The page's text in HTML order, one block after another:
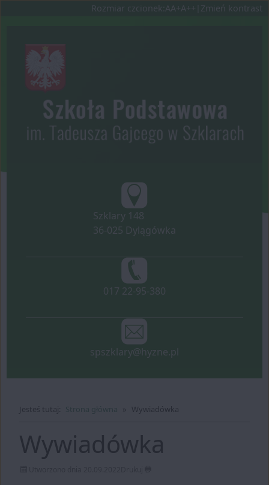
Przejdź do głównej treści Przejdź do
Rozmiar czcionek: Ustaw domyślną czcionkę
AUstaw większą czcionkę
A+Ustaw największą
A++ Zmień kontrast
Dane teleadresowe
Szklary 148
36-025 Dylągówka
telefon:
017 22-95-380
spszklary@hyzne.pl
Jesteś tutaj: Wywiadówka
Wywiadówka